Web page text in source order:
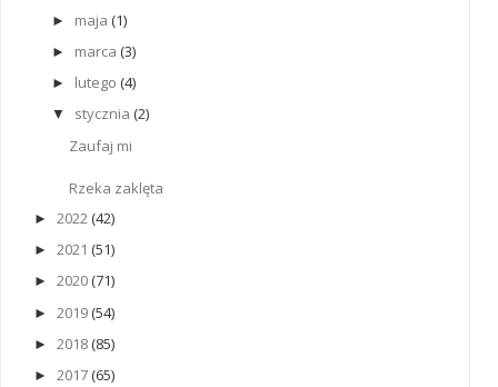
► maja (1)
► marca (3)
► lutego (4)
▼ stycznia (2)
Zaufaj mi
Rzeka zaklęta
► 2022 (42)
► 2021 (51)
► 2020 (71)
► 2019 (54)
► 2018 (85)
► 2017 (65)